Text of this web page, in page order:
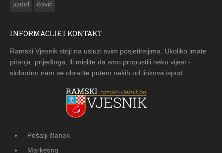
uzdol čović
INFORMACIJE I KONTAKT
Ramski Vjesnik stoji na usluzi svim posjetiteljima. Ukoliko imate
pitanja, prijedloga, ili mislite da smo propustili neku vijest -
slobodno nam se obratite putem nekih od linkova ispod.
Pošalji članak
Marketing